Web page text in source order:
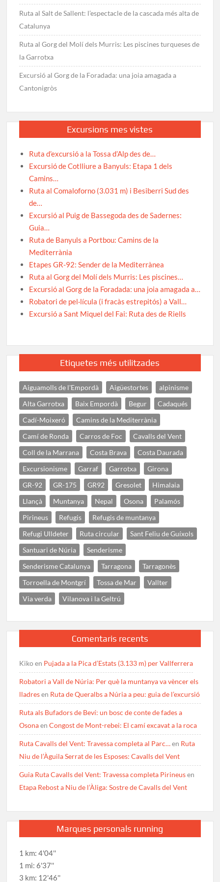
Ruta al Salt de Sallent: l’espectacle de la cascada més alta de
Catalunya
Ruta al Gorg del Molí dels Murris: Les piscines turqueses de
la Garrotxa
Excursió al Gorg de la Foradada: una joia amagada a
Cantonigròs
Excursions mes vistes
Ruta d’excursió a la Tossa d’Alp des de…
Excursió de Cotlliure a Banyuls: Etapa 1 dels
Camins…
Ruta al Comaloforno (3.031 m) i Besiberri Sud des
de…
Excursió al Puig de Bassegoda des de Sadernes:
Guia…
Ruta de Banyuls a Portbou: Camins de la
Mediterrània
Etapes GR-92: Sender de la Mediterrànea
Ruta al Gorg del Molí dels Murris: Les piscines…
Excursió al Gorg de la Foradada: una joia amagada a…
Robatori de pel·lícula (i fracàs estrepitós) a Vall…
Excursió a Sant Miquel del Fai: Ruta des de Riells
Etiquetes més utilitzades
Aiguamolls de l'Empordà Aigüestortes
alpinisme
Alta Garrotxa
Baix Empordà Begur
Cadaqués
Cadí-Moixeró
Camins de la Mediterrània
Camí de Ronda
Carros de Foc
Cavalls del Vent
Coll de la Marrana
Costa Brava
Costa Daurada
Excursionisme
Garraf Garrotxa
Girona
GR-92
GR-175 GR92 Gresolet
Himalaia
Llançà
Muntanya Nepal Osona
Palamós
Pirineus
Refugis
Refugis de muntanya
Refugi Ulldeter
Ruta circular
Sant Feliu de Guíxols
Santuari de Núria
Senderisme
Senderisme Catalunya
Tarragona
Tarragonès
Torroella de Montgrí
Tossa de Mar
Vallter
Via verda
Vilanova i la Geltrú
Comentaris recents
Kikoen Pujada a la Pica d’Estats (3.133 m) per Vallferrera
Robatori a Vall de Núria: Per què la muntanya va vèncer els
lladresen Ruta de Queralbs a Núria a peu: guia de l’excursió
Ruta als Bufadors de Beví: un bosc de conte de fades a
OsonaenCongost de Mont-rebei: El camí excavat a la roca
Ruta Cavalls del Vent: Travessa completa al Parc…en Ruta
Niu de l’Àguila Serrat de les Esposes: Cavalls del Vent
Guia Ruta Cavalls del Vent: Travessa completa Pirineusen
Etapa Rebost a Niu de l’Àliga: Sostre de Cavalls del Vent
Marques personals running
1 km: 4'04''
1 mi: 6'37''
3 km: 12'46''